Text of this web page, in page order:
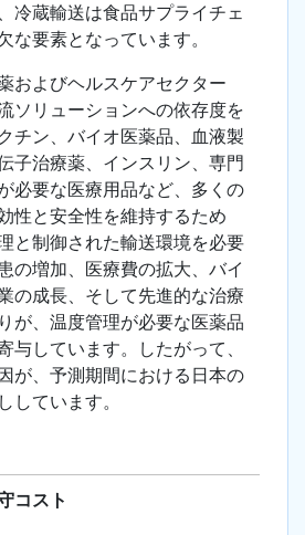
冷蔵輸送は食品サプライチェ
な要素となっています。
およびヘルスケアセクター
ソリューションへの依存度を
チン、バイオ医薬品、血液製
子治療薬、インスリン、専門
必要な医療用品など、多くの
性と安全性を維持するため
と制御された輸送環境を必要
の増加、医療費の拡大、バイ
の成長、そして先進的な治療
が、温度管理が必要な医薬品
与しています。したがって、
が、予測期間における日本の
しています。
コスト